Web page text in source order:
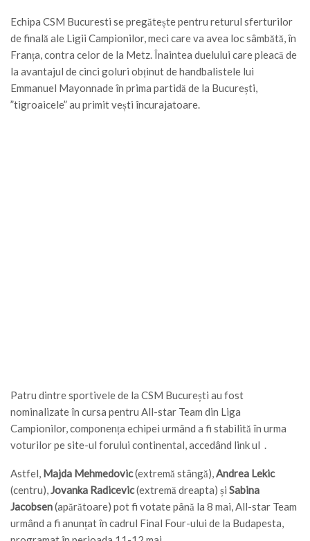
Echipa CSM Bucuresti se pregătește pentru returul sferturilor
de finală ale Ligii Campionilor, meci care va avea loc sâmbătă, în
Franța, contra celor de la Metz. Înaintea duelului care pleacă de
la avantajul de cinci goluri obținut de handbalistele lui
Emmanuel Mayonnade în prima partidă de la București,
”tigroaicele” au primit vești încurajatoare.
Patru dintre sportivele de la CSM București au fost
nominalizate în cursa pentru All-star Team din Liga
Campionilor, componența echipei urmând a fi stabilită în urma
voturilor pe site-ul forului continental, accedând link ul .
Astfel, Majda Mehmedovic(extremă stângă),Andrea Lekic
(centru),Jovanka Radicevic(extremă dreapta) și Sabina
Jacobsen(apărătoare) pot fi votate până la 8 mai, All-star Team
urmând a fi anunțat în cadrul Final Four-ului de la Budapesta,